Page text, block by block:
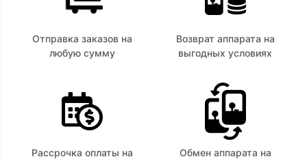
Отправка заказов на
любую сумму
Возврат аппарата на
выгодных условиях
Рассрочка оплаты на
Обмен аппарата на